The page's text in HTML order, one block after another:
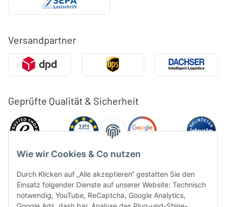
Wie wir Cookies & Co nutzen
Durch Klicken auf „Alle akzeptieren“ gestatten Sie den
Einsatz folgender Dienste auf unserer Website: Technisch
notwendig, YouTube, ReCaptcha, Google Analytics,
Versandpartner
Geprüfte Qualität & Sicherheit